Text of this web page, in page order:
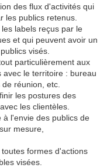
des flux d'activités qui
les publics retenus.
labels reçus par le
et qui peuvent avoir un
visés.
particulièrement aux
avec le territoire : bureau
réunion, etc.
les postures des
les clientèles.
l'envie des publics de
mesure,
formes d'actions
visées.